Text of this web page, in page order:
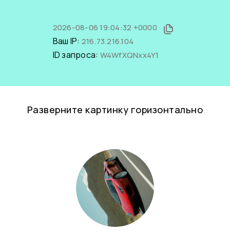
2026-08-06 19:04:32 +0000
Ваш IP: 216.73.216.104
ID запроса: W4WfXQNxx4Y1
Разверните картинку горизонтально